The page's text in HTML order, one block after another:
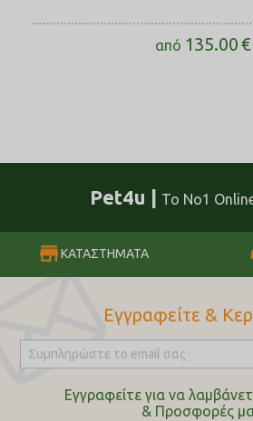
από 135.00€
Pet4u | Το No1
ΚΑΤΑΣΤΗΜΑΤΑ
Εγγραφείτε &
Εγγραφείτε για να
& Προσφορές